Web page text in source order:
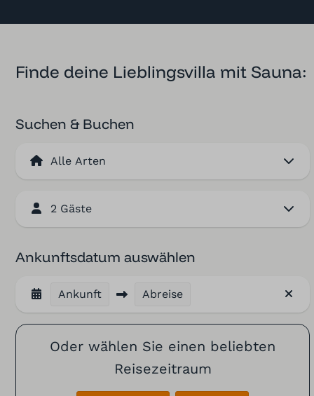
Finde deine Lieblingsvilla mit Sauna:
Suchen & Buchen
2 Gäste
Ankunftsdatum auswählen
Ankunft Abreise
Oder wählen Sie einen beliebten
Reisezeitraum